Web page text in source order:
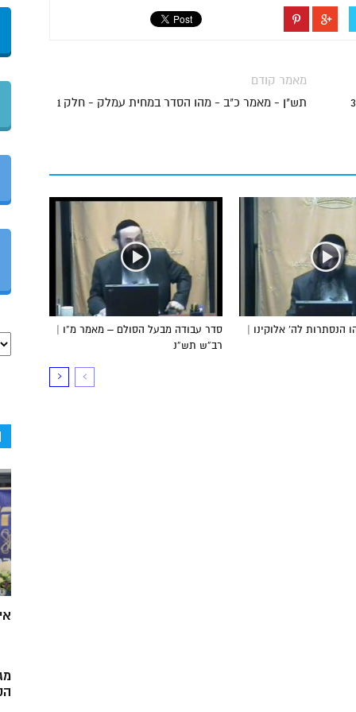
מאמר קודם
תש"ן - מאמר כ"ב - מהו הסדר במחית עמלק - חלק 1
סדר עבודה מבעל הסולם – מאמר מ”ו |
רב”ש תש”נ
הנסתרות לה’ אלוקינו |